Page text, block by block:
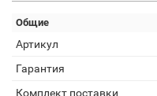
Общие
Артикул
Гарантия
Комплект поставки